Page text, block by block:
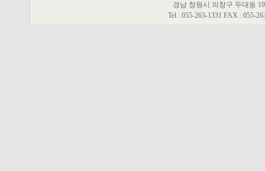
경남 창원시 의창구 두대동
Tel : 055-263-1331 FAX : 055-